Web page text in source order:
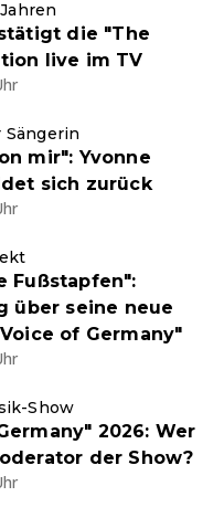
die "The
live im TV
Sängerin
mir": Yvonne
sich zurück
Fußstapfen":
über seine neue
of Germany"
Show
2026: Wer
der Show?